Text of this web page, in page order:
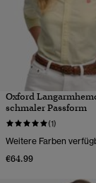
Oxford
schmaler Passform
(1)
Weitere Farben
€64.99